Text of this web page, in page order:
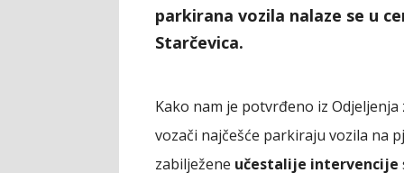
parkirana vozila nalaze se u
Starčevica.
Kako nam je potvrđeno iz
vozači najčešće parkiraju vozila na
zabilježene učestalije intervencije